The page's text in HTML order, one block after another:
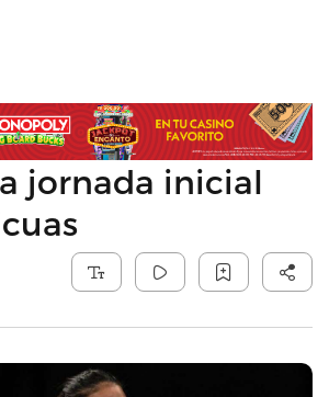
jornada inicial